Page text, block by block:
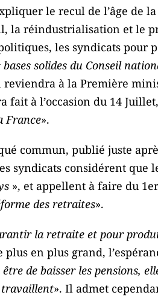
le recul de l’âge de
la réindustrialisation et le
les syndicats pour
solides du Conseil
reviendra à la Première
à l’occasion du 14
France».
commun, publié juste
syndicats considérent que
», et appellent à faire du
des retraites».
la retraite et pour
en plus grand,
de baisser les pensions,
travaillent». Il admet